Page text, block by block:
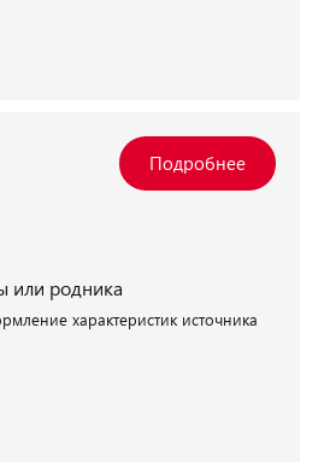
или родника
характеристик источника